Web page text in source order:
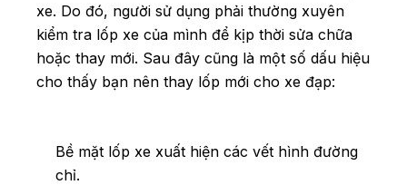
xe. Do đó, người sử dụng phải thường xuyên
kiểm tra lốp xe của mình để kịp thời sửa chữa
hoặc thay mới. Sau đây cũng là một số dấu hiệu
cho thấy bạn nên thay lốp mới cho xe đạp:
Bề mặt lốp xe xuất hiện các vết hình đường
chỉ.